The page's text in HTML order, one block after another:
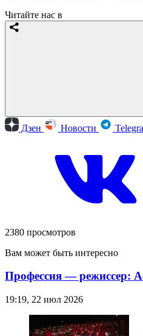
Читайте нас в
Дзен Новости
2380 просмотров
Вам может быть интересно
Профессия — режиссер:
19:19, 22 июл 2026